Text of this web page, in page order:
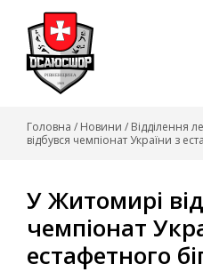
content
Головна / Новини / Відділення
відбувся чемпіонат України з
У Житомирі
чемпіонат
естафетного